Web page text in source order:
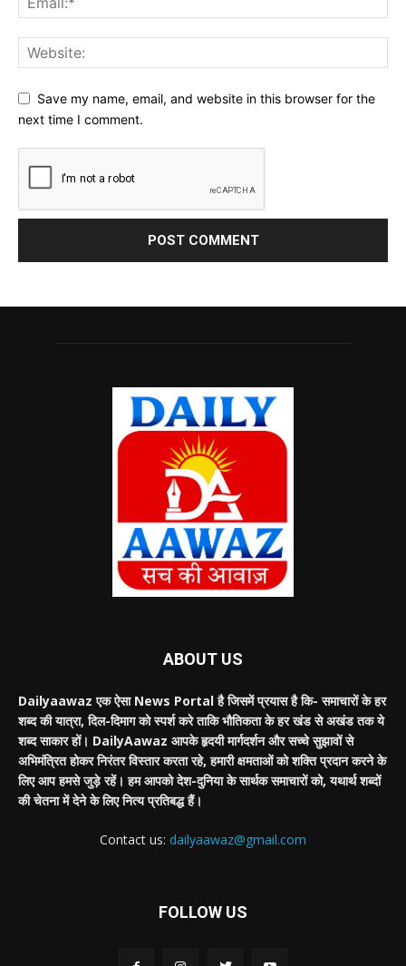
Save my name, email, and website in this browser for the
next time I comment.
ABOUT US
Dailyaawaz एक ऐसा News Portal है जिसमें प्रयास है कि- समाचारों के हर
शब्द की यात्रा, दिल-दिमाग को स्पर्श करे ताकि भौतिकता के हर खंड से अखंड तक ये
शब्द साकार हों। DailyAawaz आपके हृदयी मार्गदर्शन और सच्चे सुझावों से
अभिमंत्रित होकर निरंतर विस्तार करता रहे, हमारी क्षमताओं को शक्ति प्रदान करने के
लिए आप हमसे जुड़े रहें। हम आपको देश-दुनिया के सार्थक समाचारों को, यथार्थ शब्दों
की चेतना में देने के लिए नित्य प्रतिबद्ध हैं।
Contact us: dailyaawaz@gmail.com
FOLLOW US